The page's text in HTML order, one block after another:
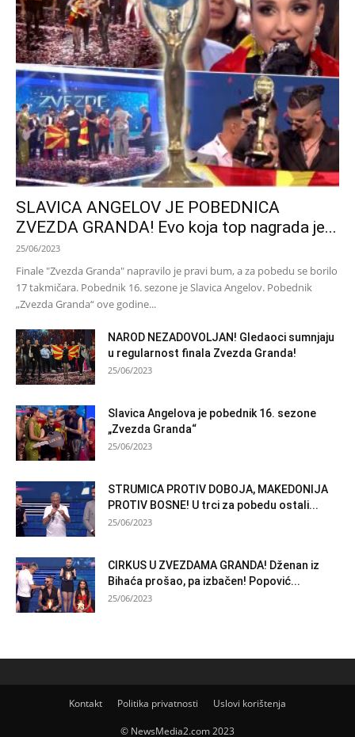
SLAVICA ANGELOV JE POBEDNICA
ZVEZDA GRANDA! Evo koja top nagrada je...
25/06/2023
Finale "Zvezda Granda" napravilo je pravi bum, a za pobedu se borilo
17 takmičara. Pobednik 16. sezone je Slavica Angelov. Pobednik
„Zvezda Granda“ ove godine...
NAROD NEZADOVOLJAN! Gledaoci sumnjaju
u regularnost finala Zvezda Granda!
25/06/2023
Slavica Angelova je pobednik 16. sezone
„Zvezda Granda“
25/06/2023
STRUMICA PROTIV DOBOJA, MAKEDONIJA
PROTIV BOSNE! U trci za pobedu ostali...
25/06/2023
CIRKUS U ZVEZDAMA GRANDA! Dženan iz
Bihaća prošao, pa izbačen! Popović...
25/06/2023
Kontakt Politika privatnosti Uslovi korištenja
© NewsMedia2.com 2023